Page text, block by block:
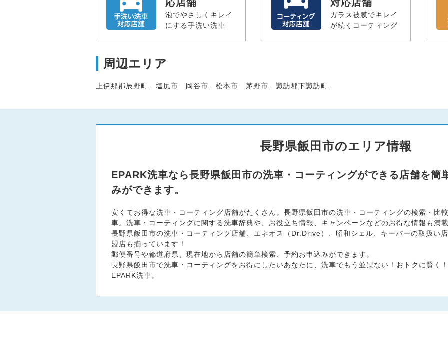
応店舗
泡でやさしくキレイ
にする手洗い洗車
対応店舗
ガラス被膜でキレイ
が続くコーティング
周辺エリア
上伊那郡辰野町 塩尻市 岡谷市 松本市 茅野市 諏訪郡下諏訪町
長野県飯田市のエリア情報
EPARK洗車なら長野県飯田市の洗車・コーティングができる店舗を簡
みができます。
安くてお得な洗車・コーティング店舗がたくさん。長野県飯田市の洗車・コーティングの検索・比
車。洗車・コーティングに関する洗車辞典や、お役立ち情報、キャンペーンなどのお得な情報も満
長野県飯田市の洗車・コーティング店舗、エネオス（Dr.Drive）、昭和シェル、キーパーの取扱い
盟店も揃っています！
郵便番号や都道府県、現在地から店舗の簡単検索、予約お申込みができます。
長野県飯田市で洗車・コーティングをお得にしたいあなたに、洗車でもう並ばない！おトクに賢く
EPARK洗車。